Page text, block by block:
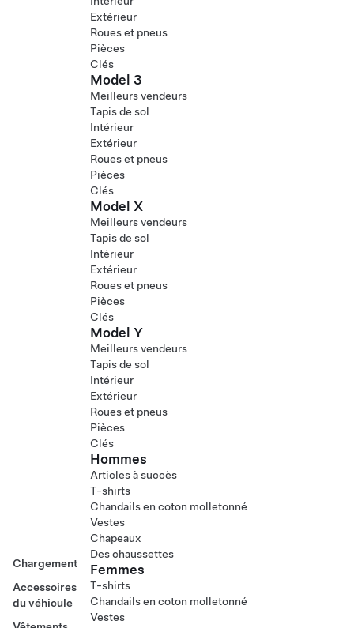
Chargement
Accessoires
du véhicule
Extérieur
Roues et pneus
Pièces
Clés
Model 3
Meilleurs vendeurs
Tapis de sol
Intérieur
Extérieur
Roues et pneus
Pièces
Clés
Model X
Meilleurs vendeurs
Tapis de sol
Intérieur
Extérieur
Roues et pneus
Pièces
Clés
Model Y
Meilleurs vendeurs
Tapis de sol
Intérieur
Extérieur
Roues et pneus
Pièces
Clés
Hommes
Articles à succès
T-shirts
Chandails en coton molletonné
Vestes
Chapeaux
Des chaussettes
Femmes
T-shirts
Chandails en coton molletonné
Vestes